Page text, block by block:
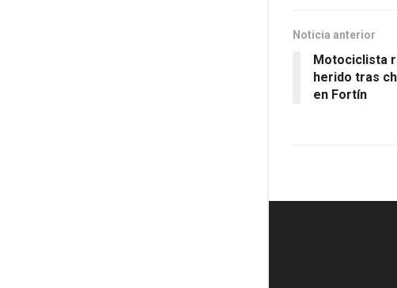
Noticia anterior
Motociclista
herido tras
en Fortín